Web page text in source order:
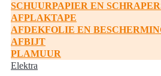
SCHUURPAPIER EN
AFPLAKTAPE
AFDEKFOLIE EN
AFBIJT
PLAMUUR
Elektra